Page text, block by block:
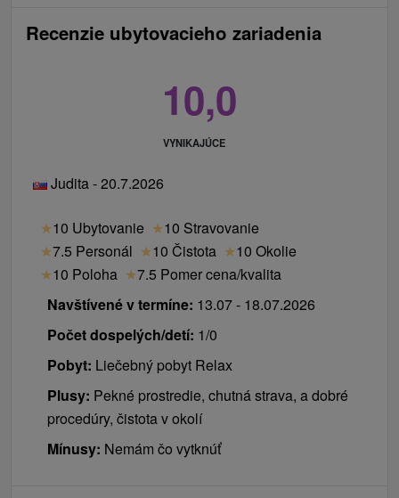
Recenzie ubytovacieho zariadenia
10,0
VYNIKAJÚCE
Judita - 20.7.2026
★10 Ubytovanie ★10 Stravovanie
★7.5 Personál ★10 Čistota ★10 Okolie
★10 Poloha ★7.5 Pomer cena/kvalita
Navštívené v termíne: 13.07 - 18.07.2026
Počet dospelých/detí: 1/0
Pobyt: Liečebný pobyt Relax
Plusy: Pekné prostredie, chutná strava, a dobré
procedúry, čistota v okolí
Mínusy: Nemám čo vytknúť